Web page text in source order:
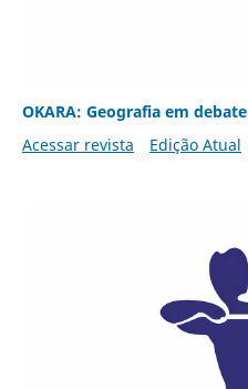
OKARA: Geografia em debate
Acessar revista
Edição Atual